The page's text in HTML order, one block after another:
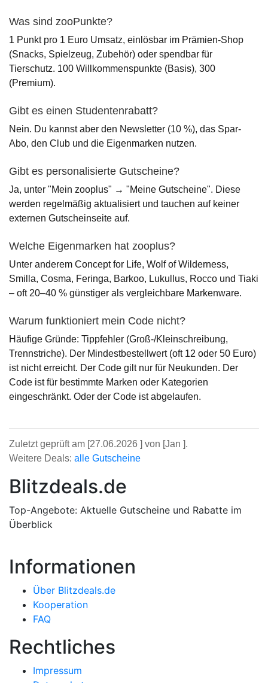
Was sind zooPunkte?
1 Punkt pro 1 Euro Umsatz, einlösbar im Prämien-Shop
(Snacks, Spielzeug, Zubehör) oder spendbar für
Tierschutz. 100 Willkommenspunkte (Basis), 300
(Premium).
Gibt es einen Studentenrabatt?
Nein. Du kannst aber den Newsletter (10 %), das Spar-
Abo, den Club und die Eigenmarken nutzen.
Gibt es personalisierte Gutscheine?
Ja, unter "Mein zooplus" → "Meine Gutscheine". Diese
werden regelmäßig aktualisiert und tauchen auf keiner
externen Gutscheinseite auf.
Welche Eigenmarken hat zooplus?
Unter anderem Concept for Life, Wolf of Wilderness,
Smilla, Cosma, Feringa, Barkoo, Lukullus, Rocco und Tiaki
– oft 20–40 % günstiger als vergleichbare Markenware.
Warum funktioniert mein Code nicht?
Häufige Gründe: Tippfehler (Groß-/Kleinschreibung,
Trennstriche). Der Mindestbestellwert (oft 12 oder 50 Euro)
ist nicht erreicht. Der Code gilt nur für Neukunden. Der
Code ist für bestimmte Marken oder Kategorien
eingeschränkt. Oder der Code ist abgelaufen.
Zuletzt geprüft am [27.06.2026 ] von [Jan ].
Weitere Deals: alle Gutscheine
Blitzdeals.de
Top-Angebote: Aktuelle Gutscheine und Rabatte im
Überblick
Informationen
Über Blitzdeals.de
Kooperation
FAQ
Rechtliches
Impressum